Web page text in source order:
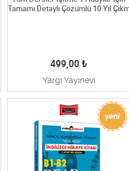
Tamamı Detaylı Çözümlü 10 Yıl
499,00 ₺
Yargı Yayınevi